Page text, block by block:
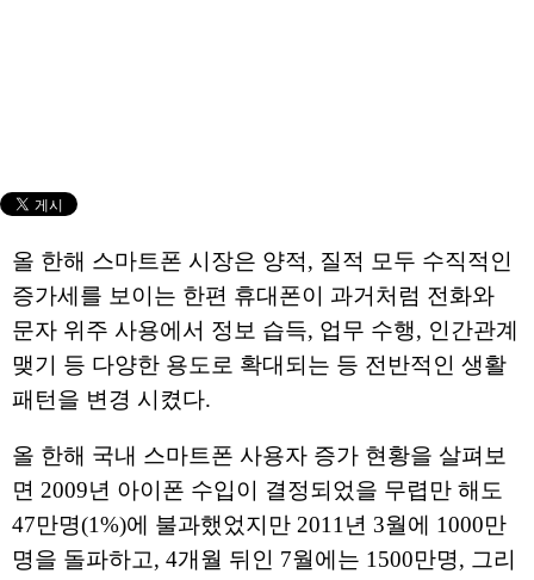
올 한해 스마트폰 시장은 양적, 질적 모두 수직적인
증가세를 보이는 한편 휴대폰이 과거처럼 전화와
문자 위주 사용에서 정보 습득, 업무 수행, 인간관계
맺기 등 다양한 용도로 확대되는 등 전반적인 생활
패턴을 변경 시켰다.
올 한해 국내 스마트폰 사용자 증가 현황을 살펴보
면 2009년 아이폰 수입이 결정되었을 무렵만 해도
47만명(1%)에 불과했었지만 2011년 3월에 1000만
명을 돌파하고, 4개월 뒤인 7월에는 1500만명, 그리